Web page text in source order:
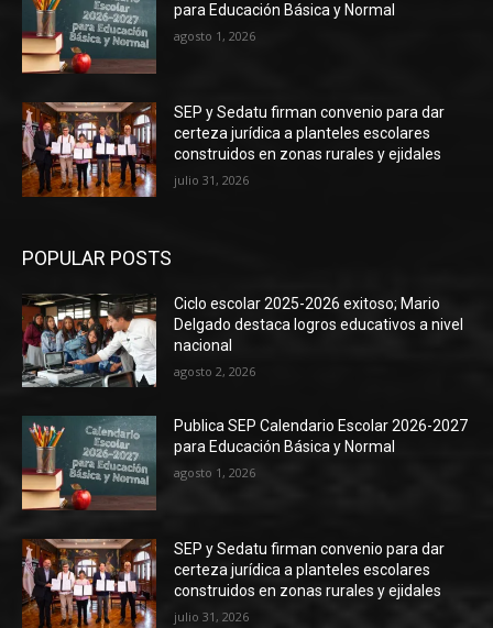
para Educación Básica y Normal
agosto 1, 2026
SEP y Sedatu firman convenio para dar
certeza jurídica a planteles escolares
construidos en zonas rurales y ejidales
julio 31, 2026
POPULAR POSTS
Ciclo escolar 2025-2026 exitoso; Mario
Delgado destaca logros educativos a nivel
nacional
agosto 2, 2026
Publica SEP Calendario Escolar 2026-2027
para Educación Básica y Normal
agosto 1, 2026
SEP y Sedatu firman convenio para dar
certeza jurídica a planteles escolares
construidos en zonas rurales y ejidales
julio 31, 2026